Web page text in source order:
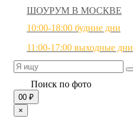
ШОУРУМ В МОСКВЕ
10:00-18:00 будние дни
11:00-17:00 выходные дни
Поиск по фото
00 ₽
×